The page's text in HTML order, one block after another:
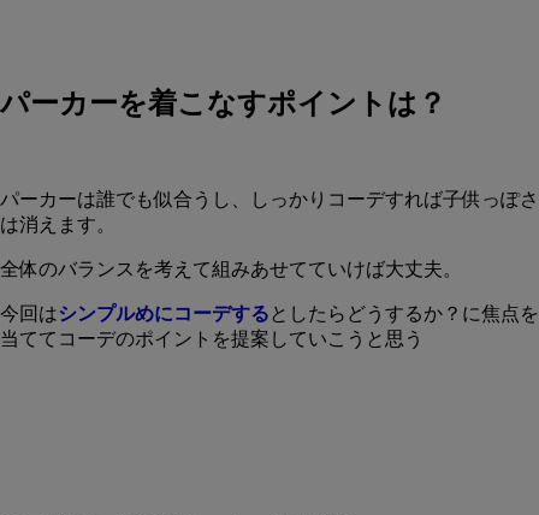
パーカーを着こなすポイントは？
パーカーは誰でも似合うし、しっかりコーデすれば子供っぽさ
は消えます。
全体のバランスを考えて組みあせてていけば大丈夫。
今回はシンプルめにコーデする としたらどうするか？に焦点を
当ててコーデのポイントを提案していこうと思う